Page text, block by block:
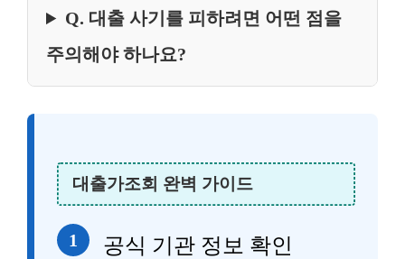
Q. 대출 사기를 피하려면 어떤 점을
주의해야 하나요?
대출가조회 완벽 가이드
1 공식 기관 정보 확인